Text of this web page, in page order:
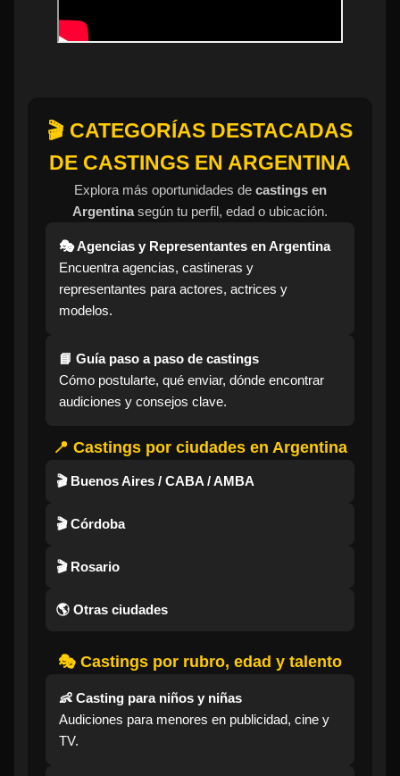
🎬 CATEGORÍAS DESTACADAS
DE CASTINGS EN ARGENTINA
Explora más oportunidades de castings en
Argentinasegún tu perfil, edad o ubicación.
🎭 Agencias y Representantes en Argentina
Encuentra agencias, castineras y
representantes para actores, actrices y
modelos.
📘 Guía paso a paso de castings
Cómo postularte, qué enviar, dónde encontrar
audiciones y consejos clave.
📍 Castings por ciudades en Argentina
🎬 Buenos Aires / CABA / AMBA
🎬 Córdoba
🎬 Rosario
🌎 Otras ciudades
🎭 Castings por rubro, edad y talento
👶 Casting para niños y niñas
Audiciones para menores en publicidad, cine y
TV.